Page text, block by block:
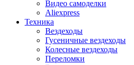
Видео самоделки
Aliexpress
Техника
Вездеходы
Гусеничные вездеходы
Колесные вездеходы
Переломки